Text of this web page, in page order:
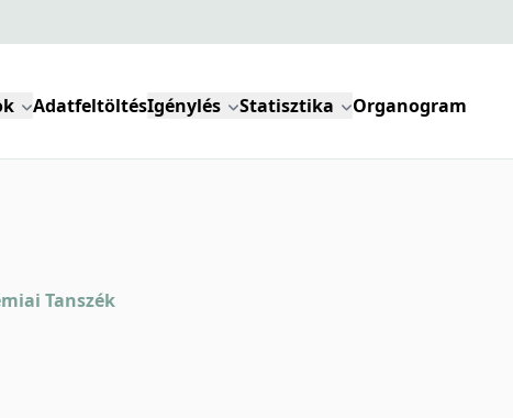
AdatfeltöltésIgénylés Statisztika Organogram
Tanszék